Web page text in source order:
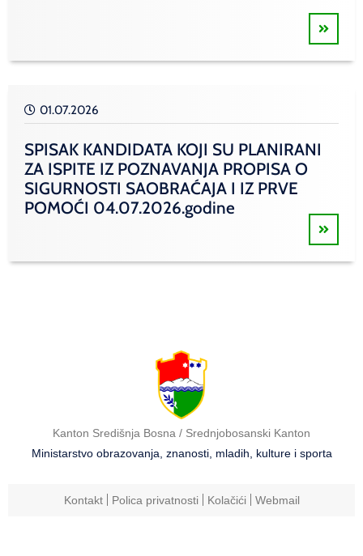
01.07.2026
SPISAK KANDIDATA KOJI SU PLANIRANI
ZA ISPITE IZ POZNAVANJA PROPISA O
SIGURNOSTI SAOBRAĆAJA I IZ PRVE
POMOĆI 04.07.2026.godine
Kanton Središnja Bosna / Srednjobosanski Kanton
Ministarstvo obrazovanja, znanosti, mladih, kulture i sporta
Kontakt Polica privatnosti Kolačići Webmail